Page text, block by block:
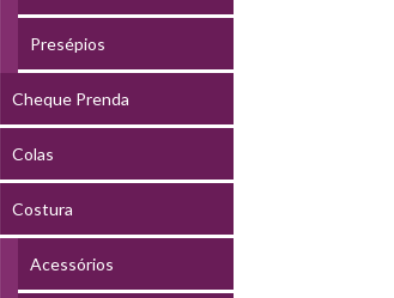
Presépios
Cheque Prenda
Colas
Costura
Acessórios